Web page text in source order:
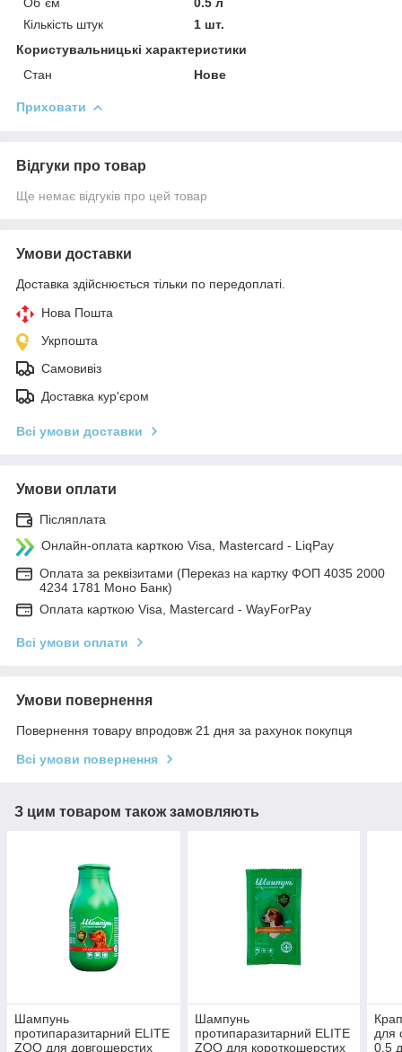
Кількість штук
1 шт.
Користувальницькі характеристики
Стан
Нове
Приховати
Відгуки про товар
Ще немає відгуків про цей товар
Умови доставки
Доставка здійснюється тільки по передоплаті.
Нова Пошта
Укрпошта
Самовивіз
Доставка кур'єром
Всі умови доставки
Умови оплати
Післяплата
Онлайн-оплата карткою Visa, Mastercard - LiqPay
Оплата за реквізитами (Переказ на картку ФОП 4035 2000
4234 1781 Моно Банк)
Оплата карткою Visa, Mastercard - WayForPay
Всі умови оплати
Умови повернення
Повернення товару впродовж 21 дня за рахунок покупця
Всі умови повернення
З цим товаром також замовляють
Шампунь
протипаразитарний ELITE
ZOO для довгошерстих
Шампунь
протипаразитарний ELITE
ZOO для короткошерстих
для
0,5